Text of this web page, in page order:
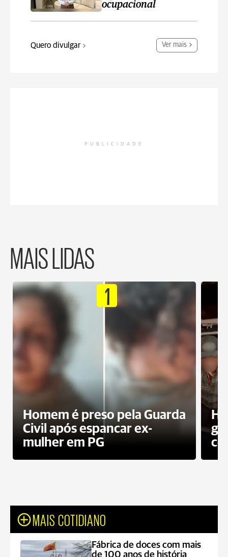
ocupacional
Quero divulgar Ver mais
PUBLICIDADE
MAIS LIDAS
1
Homem é preso pela Guarda
Civil após espancar ex-
mulher em PG
MAIS COTIDIANO
Fábrica de doces com mais
de 100 anos de história